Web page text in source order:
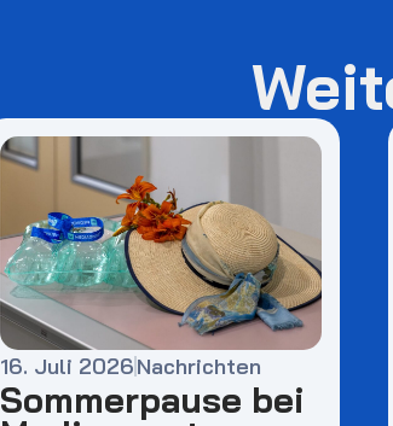
16. Juli 2026Nachrichten
Sommerpause bei